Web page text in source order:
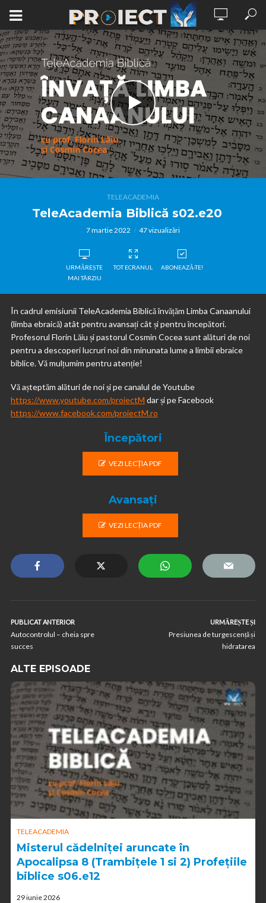
TELEACADEMIA
TeleAcademia Biblică s02.e20
7 martie 2022 47 vizualizări
URMĂREȘTE
MAI TÂRZIU
TOT ECRANUL ABONEAZĂ-TE!
În cadrul emisiunii TeleAcademia Biblică învățăm Limba Canaanului
(limba ebraică) atât pentru avansați cât și pentru începători.
Profesorul Florin Lăiu și pastorul Cosmin Cocea sunt alături de noi
pentru a descoperi lucruri noi din minunata lume a limbii ebraice
biblice. Vă mulțumim pentru atenție!
Vă așteptăm alături de noi și pe canalul de Youtube
https://www.youtube.com/proiectM dar și pe Facebook
https://www.facebook.com/proiectM.ro
Începători
VEZI LECȚIA PDF
Avansați
VEZI LECȚIA PDF
PUBLICAT ANTERIOR
Autocontrolul – cheia spre
succes
URMĂREȘTE ȘI
Presiunea de turgescență și
hidratarea
ALTE EPISOADE
TELEACADEMIA
Misterul cădelniței aruncate în
Apocalipsa 8 (Trambițele 1 si 2) Profețiile
biblice s06.e12
29 iunie 2026